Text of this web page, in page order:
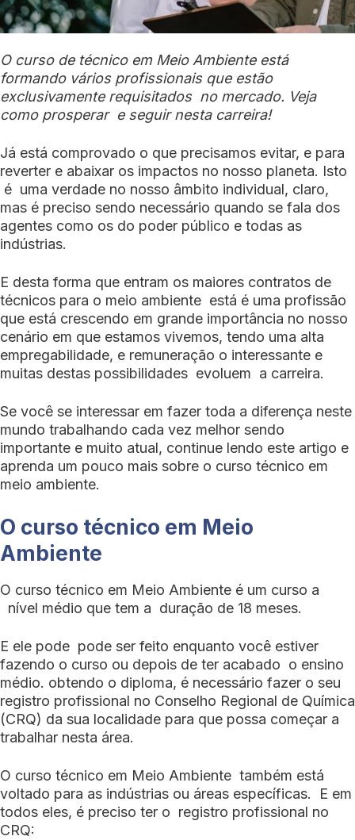
O curso de técnico em Meio Ambiente está
formando vários profissionais que estão
exclusivamente requisitados no mercado. Veja
como prosperar e seguir nesta carreira!
Já está comprovado o que precisamos evitar, e para
reverter e abaixar os impactos no nosso planeta. Isto
é uma verdade no nosso âmbito individual, claro,
mas é preciso sendo necessário quando se fala dos
agentes como os do poder público e todas as
indústrias.
E desta forma que entram os maiores contratos de
técnicos para o meio ambiente está é uma profissão
que está crescendo em grande importância no nosso
cenário em que estamos vivemos, tendo uma alta
empregabilidade, e remuneração o interessante e
muitas destas possibilidades evoluem a carreira.
Se você se interessar em fazer toda a diferença neste
mundo trabalhando cada vez melhor sendo
importante e muito atual, continue lendo este artigo e
aprenda um pouco mais sobre o curso técnico em
meio ambiente.
O curso técnico em Meio
Ambiente
O curso técnico em Meio Ambiente é um curso a
nível médio que tem a duração de 18 meses.
E ele pode pode ser feito enquanto você estiver
fazendo o curso ou depois de ter acabado o ensino
médio. obtendo o diploma, é necessário fazer o seu
registro profissional no Conselho Regional de Química
(CRQ) da sua localidade para que possa começar a
trabalhar nesta área.
O curso técnico em Meio Ambiente também está
voltado para as indústrias ou áreas específicas. E em
todos eles, é preciso ter o registro profissional no
CRQ: